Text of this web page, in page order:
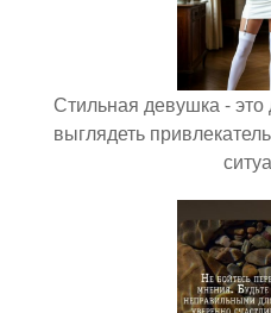
Стильная девушка -
выглядеть